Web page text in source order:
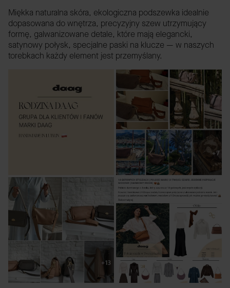
Miękka naturalna skóra, ekologiczna podszewka idealnie
dopasowana do wnętrza, precyzyjny szew utrzymujący
formę, galwanizowane detale, które mają elegancki,
satynowy połysk, specjalne paski na klucze — w naszych
torebkach każdy element jest przemyślany.